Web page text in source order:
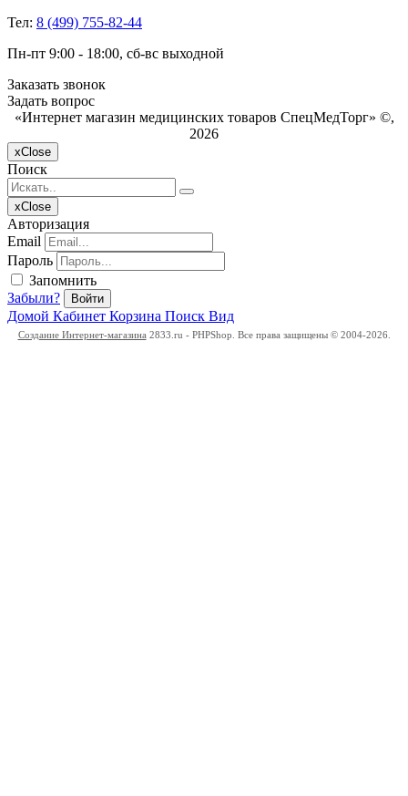
Тел: 8 (499) 755-82-44
Пн-пт 9:00 - 18:00, сб-вс выходной
Заказать звонок
Задать вопрос
«Интернет магазин медицинских товаров СпецМедТорг» ©,
2026
xClose
Поиск
xClose
Авторизация
Email
Пароль
Запомнить
Забыли?
Войти
Домой Кабинет Корзина Поиск Вид
Создание Интернет-магазина 2833.ru - PHPShop. Все права защищены © 2004-2026.